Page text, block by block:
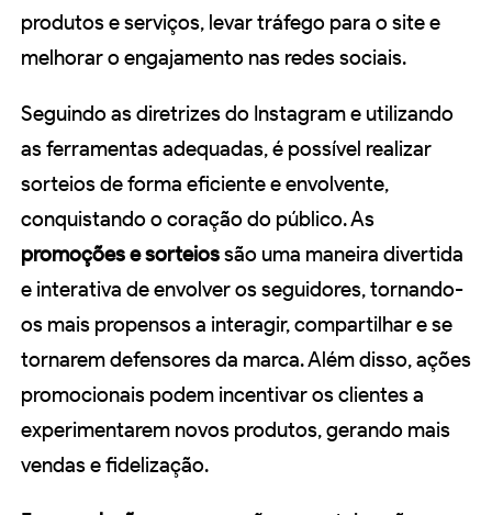
produtos e serviços, levar tráfego para o site e
melhorar o engajamento nas redes sociais.
Seguindo as diretrizes do Instagram e utilizando
as ferramentas adequadas, é possível realizar
sorteios de forma eficiente e envolvente,
conquistando o coração do público. As
promoções e sorteiossão uma maneira divertida
e interativa de envolver os seguidores, tornando-
os mais propensos a interagir, compartilhar e se
tornarem defensores da marca. Além disso, ações
promocionais podem incentivar os clientes a
experimentarem novos produtos, gerando mais
vendas e fidelização.